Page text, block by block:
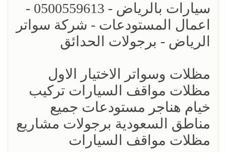
سيارات بالرياض - 0500559613 -
اعمال المستودعات - شركة سواتر
الرياض - برجولات الحدائق
مظلات وسواتر الاختيار الاول
مظلات مواقف السيارات تركيب
خيام هناجر مستودعات جميع
مناطق السعودية برجولات مشاريع
مظلات مواقف السيارات